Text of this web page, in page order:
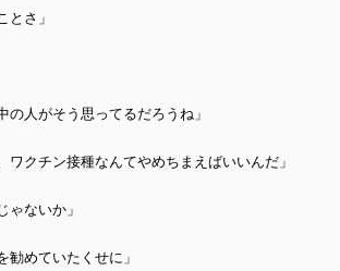
さ」
人がそう思ってるだろうね」
クチン接種なんてやめちまえばいいんだ」
ないか」
めていたくせに」